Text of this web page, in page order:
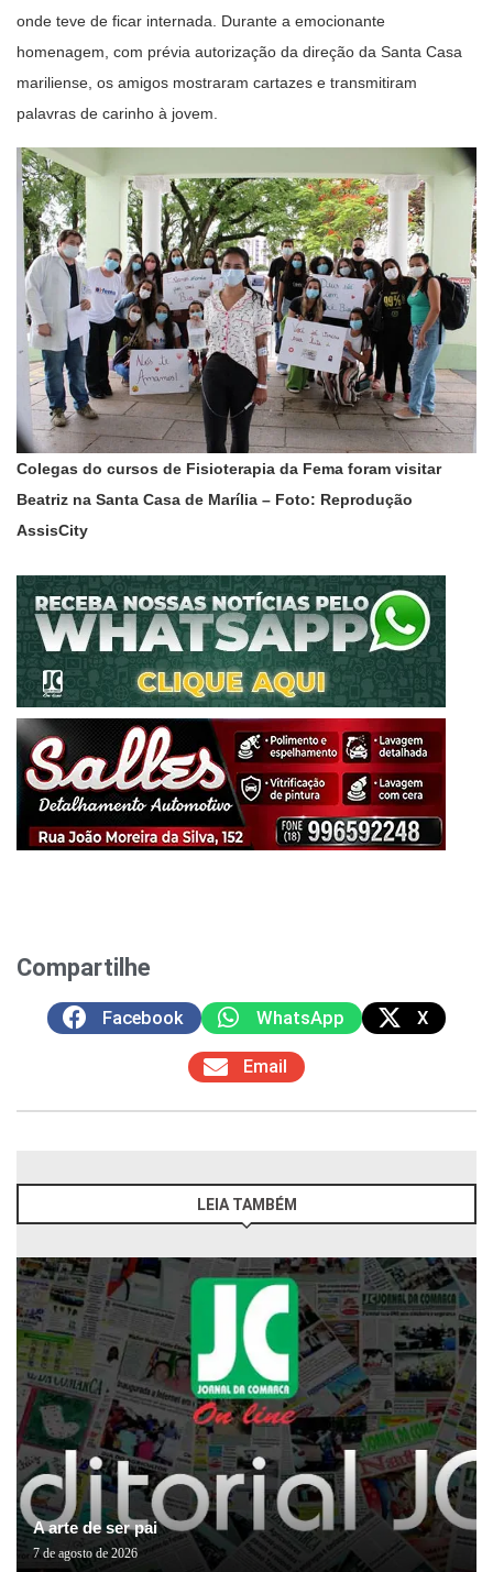
onde teve de ficar internada. Durante a emocionante
homenagem, com prévia autorização da direção da Santa Casa
mariliense, os amigos mostraram cartazes e transmitiram
palavras de carinho à jovem.
Colegas do cursos de Fisioterapia da Fema foram visitar
Beatriz na Santa Casa de Marília – Foto: Reprodução
AssisCity
Compartilhe
Facebook WhatsApp X
Email
LEIA TAMBÉM
A arte de ser pai
7 de agosto de 2026